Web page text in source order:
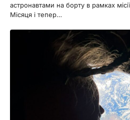
астронавтами на борту в рамках
Місяця і тепер…